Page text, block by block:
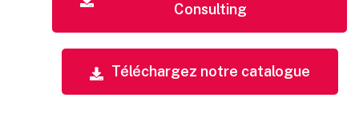
Consulting
Téléchargez notre catalogue